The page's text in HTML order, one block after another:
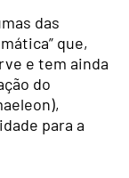
das
que,
e tem ainda
do
para a